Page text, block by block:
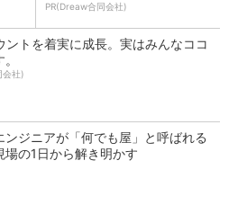
PR(Dreaw合同会社)
ントを着実に成長。実はみんなココ
会社)
ンジニアが「何でも屋」と呼ばれる
場の1日から解き明かす